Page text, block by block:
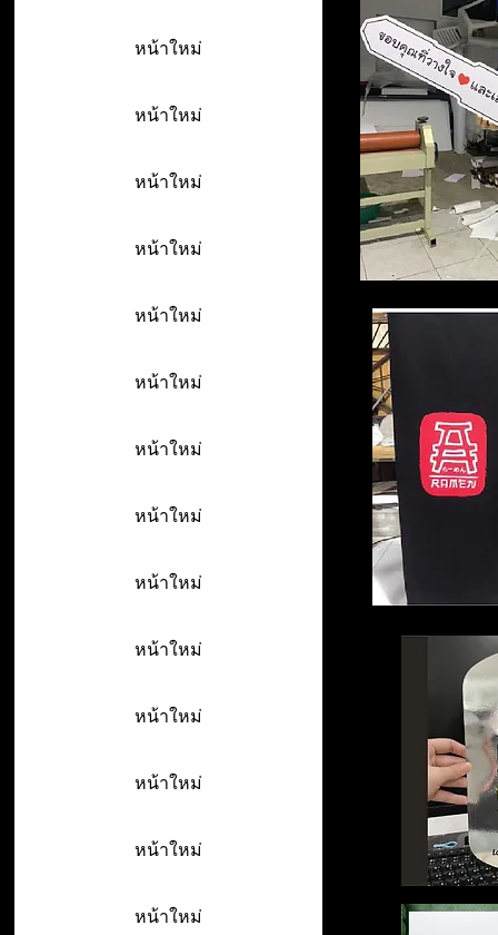
หน้าใหม่
หน้าใหม่
หน้าใหม่
หน้าใหม่
หน้าใหม่
หน้าใหม่
หน้าใหม่
หน้าใหม่
หน้าใหม่
หน้าใหม่
หน้าใหม่
หน้าใหม่
หน้าใหม่
หน้าใหม่